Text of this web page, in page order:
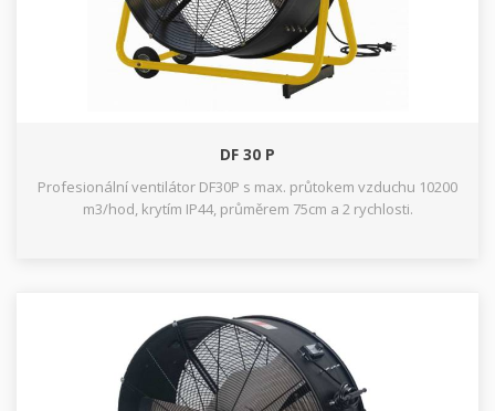
DF 30 P
Profesionální ventilátor DF30P s max. průtokem vzduchu 10200
m3/hod, krytím IP44, průměrem 75cm a 2 rychlosti.